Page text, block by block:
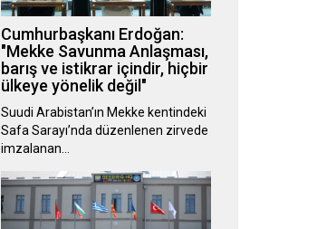
Cumhurbaşkanı Erdoğan:
"Mekke Savunma Anlaşması,
barış ve istikrar içindir, hiçbir
ülkeye yönelik değil"
Suudi Arabistan’ın Mekke kentindeki
Safa Sarayı’nda düzenlenen zirvede
imzalanan…